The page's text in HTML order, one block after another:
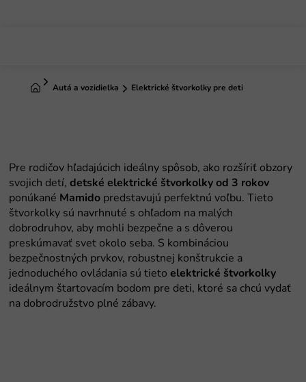
DomovAutá a vozidielka Elektrické štvorkolky pre deti
Pre rodičov hľadajúcich ideálny spôsob, ako rozšíriť obzory
svojich detí, detské elektrické štvorkolky od 3 rokov
ponúkané Mamido predstavujú perfektnú voľbu. Tieto
štvorkolky sú navrhnuté s ohľadom na malých
dobrodruhov, aby mohli bezpečne a s dôverou
preskúmavať svet okolo seba. S kombináciou
bezpečnostných prvkov, robustnej konštrukcie a
jednoduchého ovládania sú tieto elektrické štvorkolky
ideálnym štartovacím bodom pre deti, ktoré sa chcú vydať
na dobrodružstvo plné zábavy.